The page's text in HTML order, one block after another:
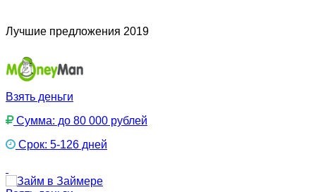
Лучшие предложения 2019
Взять деньги
Сумма: до 80 000 рублей
Срок: 5-126 дней